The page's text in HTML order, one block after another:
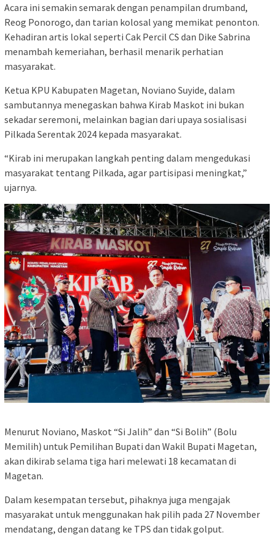
Acara ini semakin semarak dengan penampilan drumband,
Reog Ponorogo, dan tarian kolosal yang memikat penonton.
Kehadiran artis lokal seperti Cak Percil CS dan Dike Sabrina
menambah kemeriahan, berhasil menarik perhatian
masyarakat.
Ketua KPU Kabupaten Magetan, Noviano Suyide, dalam
sambutannya menegaskan bahwa Kirab Maskot ini bukan
sekadar seremoni, melainkan bagian dari upaya sosialisasi
Pilkada Serentak 2024 kepada masyarakat.
“Kirab ini merupakan langkah penting dalam mengedukasi
masyarakat tentang Pilkada, agar partisipasi meningkat,”
ujarnya.
Menurut Noviano, Maskot “Si Jalih” dan “Si Bolih” (Bolu
Memilih) untuk Pemilihan Bupati dan Wakil Bupati Magetan,
akan dikirab selama tiga hari melewati 18 kecamatan di
Magetan.
Dalam kesempatan tersebut, pihaknya juga mengajak
masyarakat untuk menggunakan hak pilih pada 27 November
mendatang, dengan datang ke TPS dan tidak golput.